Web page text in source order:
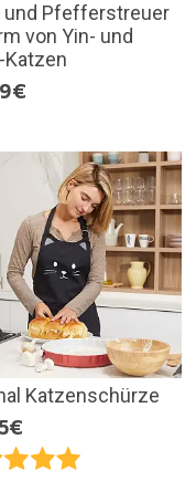
und Pfefferstreuer
von Yin- und
Katzen
Katzenschürze